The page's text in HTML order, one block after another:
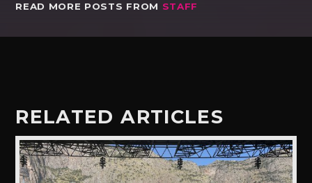
READ MORE POSTS FROM STAFF
RELATED ARTICLES